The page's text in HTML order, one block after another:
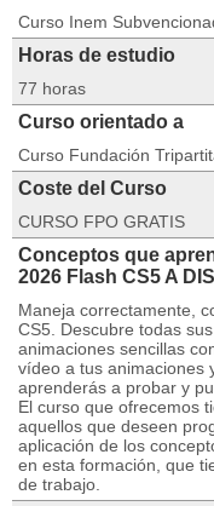
Curso Inem
Horas de estudio
77 horas
Curso orientado a
Curso Fundación
Coste del Curso
CURSO FPO GRATIS
Conceptos que
2026 Flash CS5 A
Maneja correctamente,
CS5. Descubre todas
animaciones sencillas
vídeo a tus animaciones
aprenderás a probar y
El curso que ofrecemos
aquellos que deseen
aplicación de los
en esta formación, que
de trabajo.